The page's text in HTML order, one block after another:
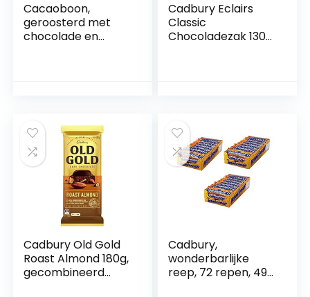
Cacaoboon,
geroosterd met
chocolade en
Cadbury Eclairs
Classic
Chocoladezak 130g
Cadbury Old Gold
Roast Almond 180g,
gecombineerd
Cadbury,
wonderbarlijke
reep, 72 repen, 49